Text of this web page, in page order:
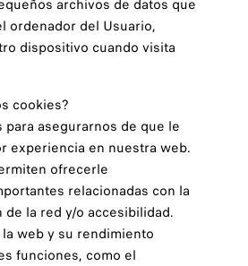
archivos de datos que
ordenador del Usuario,
dispositivo cuando visita
cookies?
para asegurarnos de que le
experiencia en nuestra web.
ofrecerle
relacionadas con la
la red y/o accesibilidad.
web y su rendimiento
funciones, como el